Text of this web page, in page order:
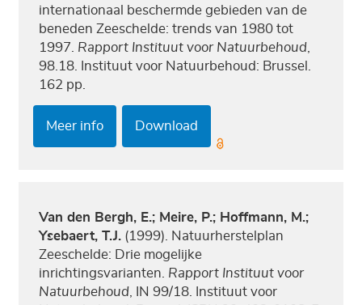
internationaal beschermde gebieden van de
beneden Zeeschelde: trends van 1980 tot
1997. Rapport Instituut voor Natuurbehoud
98.18. Instituut voor Natuurbehoud: Brussel.
162 pp.
Meer info Download
Van den Bergh, E.; Meire, P.; Hoffmann, M.;
Ysebaert, T.J. (1999). Natuurherstelplan
Zeeschelde: Drie mogelijke
inrichtingsvarianten. Rapport Instituut voor
Natuurbehoud , IN 99/18. Instituut voor